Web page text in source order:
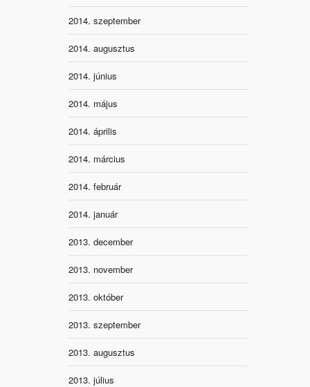
2014. szeptember
2014. augusztus
2014. június
2014. május
2014. április
2014. március
2014. február
2014. január
2013. december
2013. november
2013. október
2013. szeptember
2013. augusztus
2013. július